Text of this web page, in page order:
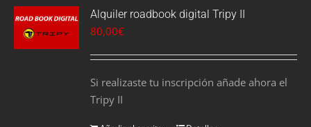
Alquiler roadbook digital Tripy II
80,00€
Si realizaste tu inscripción añade ahora el
Tripy II